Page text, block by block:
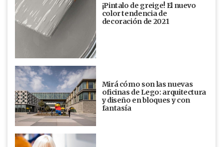
¡Pintalo de greige! El nuevo
color tendencia de
decoración de 2021
Mirá cómo son las nuevas
oficinas de Lego: arquitectura
y diseño en bloques y con
fantasía